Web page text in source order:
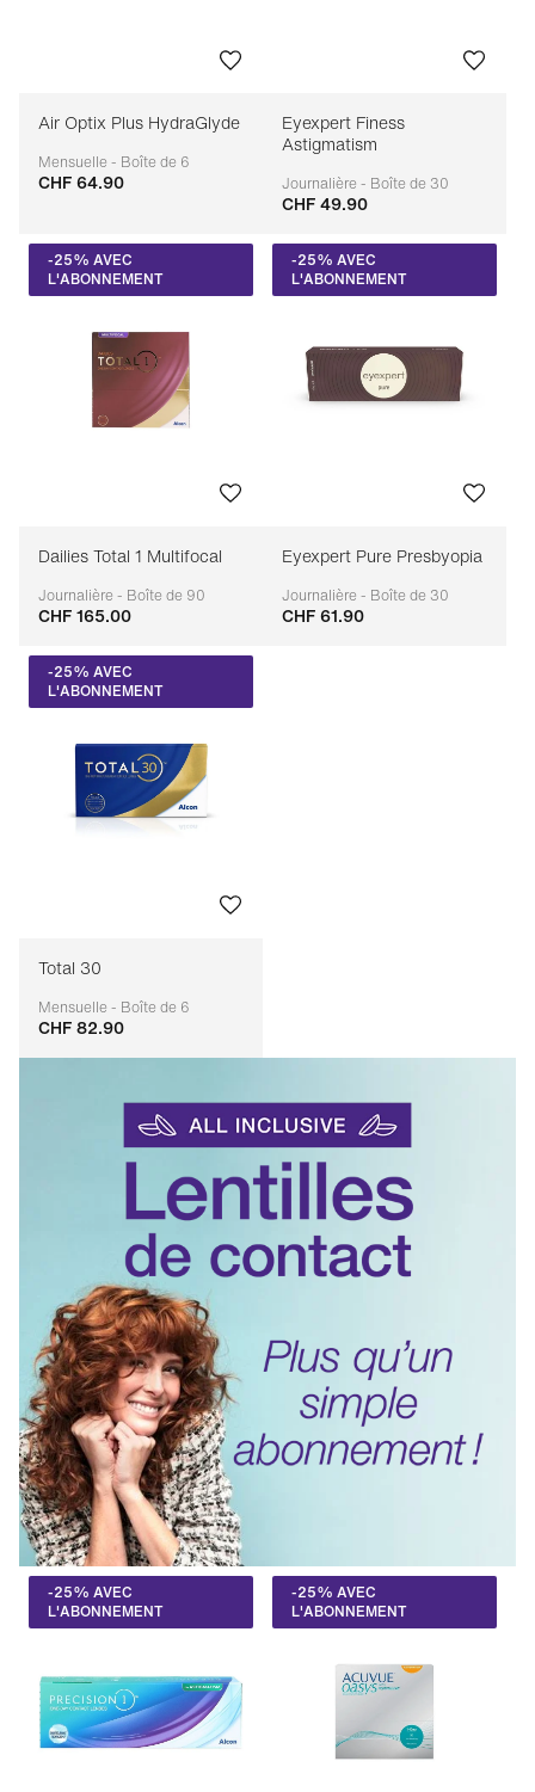
Air Optix Plus HydraGlyde
Mensuelle - Boîte de 6
Adaptable
CHF 64.90
Eyexpert Finess
Astigmatism
Journalière - Boîte de 30
Adaptable
CHF 49.90
-25% AVEC
L'ABONNEMENT
Dailies Total 1 Multifocal
Journalière - Boîte de 90
Adaptable
CHF 165.00
-25% AVEC
L'ABONNEMENT
Eyexpert Pure Presbyopia
Journalière - Boîte de 30
Adaptable
CHF 61.90
-25% AVEC
L'ABONNEMENT
Total 30
Mensuelle - Boîte de 6
Adaptable
CHF 82.90
-25% AVEC
L'ABONNEMENT
-25% AVEC
L'ABONNEMENT